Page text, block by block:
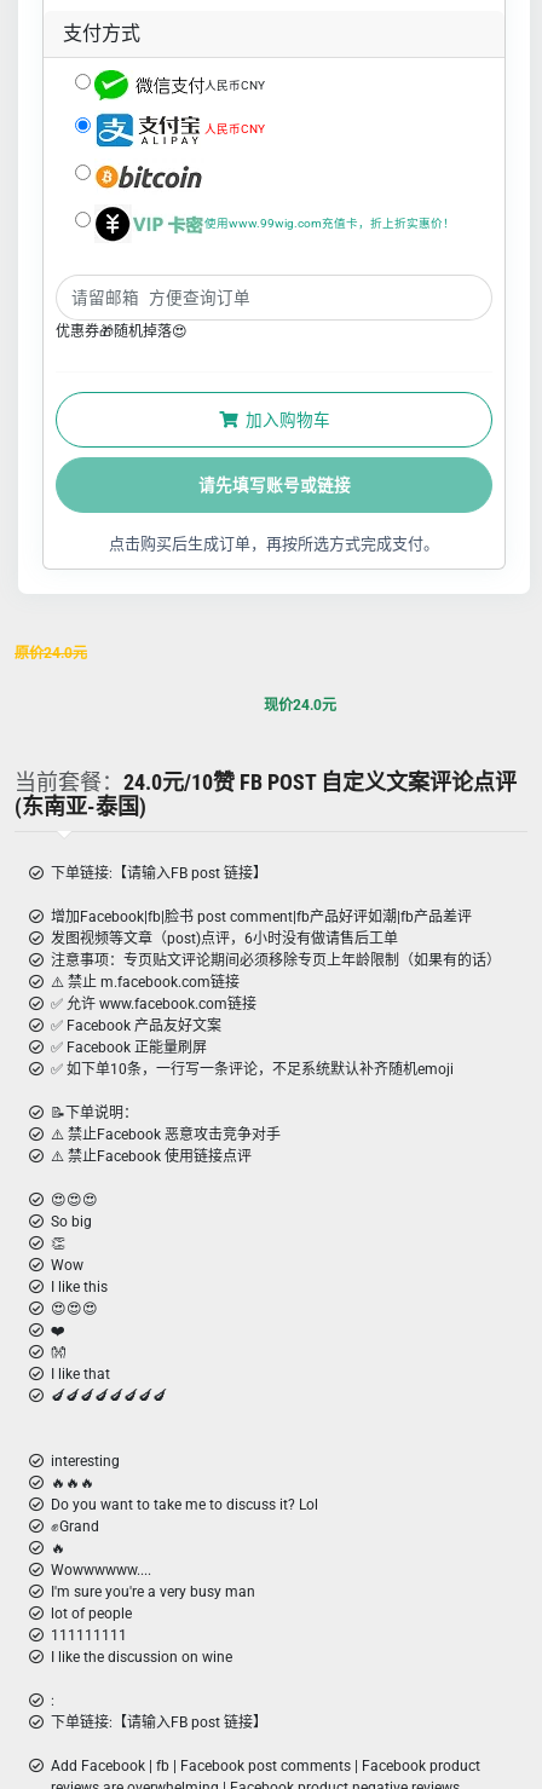
支付方式
人民币CNY
人民币CNY
使用www.99wig.com充值卡，折上折实惠价！
优惠券🎁随机掉落😍
加入购物车
请先填写账号或链接
点击购买后生成订单，再按所选方式完成支付。
原价24.0元
现价24.0元
当前套餐： 24.0元/10赞 FB POST 自定义文案评论点评
(东南亚-泰国)
下单链接:【请输入FB post 链接】
增加Facebook|fb|脸书 post comment|fb产品好评如潮|fb产品差评
发图视频等文章（post)点评，6小时没有做请售后工单
注意事项：专页贴文评论期间必须移除专页上年龄限制（如果有的话）
⚠️ 禁止 m.facebook.com链接
✅ 允许 www.facebook.com链接
✅ Facebook 产品友好文案
✅ Facebook 正能量刷屏
✅ 如下单10条，一行写一条评论，不足系统默认补齐随机emoji
📝下单说明：
⚠️ 禁止Facebook 恶意攻击竞争对手
⚠️ 禁止Facebook 使用链接点评
😍😍😍
So big
👏
Wow
I like this
😍😍😍
❤️
👐
I like that
🍆🍆🍆🍆🍆🍆🍆🍆
interesting
🔥🔥🔥
Do you want to take me to discuss it? Lol
✊Grand
🔥
Wowwwwww....
I'm sure you're a very busy man
lot of people
111111111
I like the discussion on wine
:
下单链接:【请输入FB post 链接】
Add Facebook | fb | Facebook post comments | Facebook product